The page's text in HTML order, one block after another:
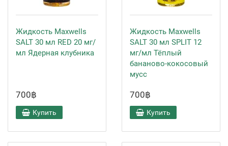
Жидкость Maxwells
SALT 30 мл RED 20 мг/
мл Ядерная клубника
700฿
Купить
Жидкость Maxwells
SALT 30 мл SPLIT 12
мг/мл Тёплый
бананово-кокосовый
мусс
700฿
Купить